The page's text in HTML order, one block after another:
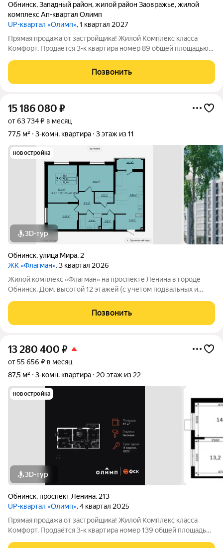
Обнинск,Западный район,жилой район Заовражье,жилой
комплекс Ап-квартал Олимп
UP-квартал «Олимп», 1 квартал 2027
Прямая продажа от застройщика! Жилой Комплекс класса
Комфорт. Продаётся 3-к квартира номер 89 общей площадью
- Организуем показ в удобное для вас время! Квартира с
чистовой отделкой: ваш
Позвонить
15 186 080 ₽
от 63 734 ₽ в месяц
77,5 м²
3-комн. квартира 3 этаж из 11
новостройка
3D-тур
Обнинск,улица Мира, 2
ЖК «Флагман», 3 квартал 2026
Жилой комплекс «Флагман» на проспекте Ленина в городе
Обнинск. Дом, высотой 12 этажей (с учетом подвальных и
современный монолитный железобетонный каркас с
навесным вентилируемым фасадом из
Позвонить
13 280 400 ₽
от 55 656 ₽ в месяц
87,5 м²
3-комн. квартира 20 этаж из 22
новостройка
3D-тур
Обнинск, проспект Ленина, 213
UP-квартал «Олимп», 4 квартал 2025
Прямая продажа от застройщика! Жилой Комплекс класса
Комфорт. Продаётся 3-к квартира номер 139 общей площадью